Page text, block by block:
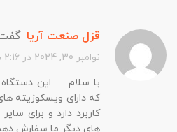
قزل صنعت آریا
نوامبر 30, 2024 در 2:16 ب.ظ
با سلام … این دستگاه
که دارای ویسکوزیته
کاربرد دارد و برای
های دیگر ما سفارش